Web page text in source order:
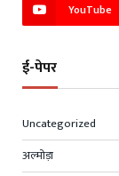
YouTube
ई-पेपर
Uncategorized
अल्मोड़ा